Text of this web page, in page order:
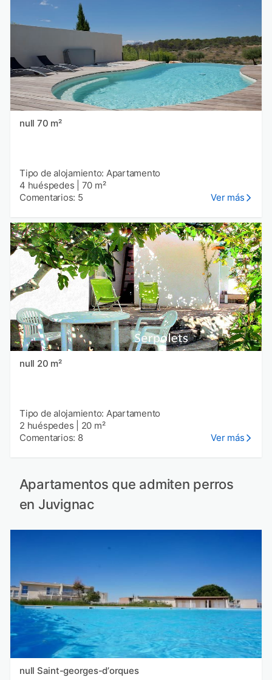
null 70 m²
Tipo de alojamiento: Apartamento
4 huéspedes
70 m²
Comentarios: 5
Ver más
null 20 m²
Tipo de alojamiento: Apartamento
2 huéspedes
20 m²
Comentarios: 8
Ver más
Apartamentos que admiten perros
en Juvignac
null Saint-georges-dʼorques